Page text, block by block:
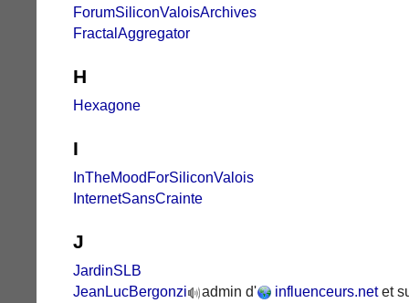
ForumSiliconValoisArchives
FractalAggregator
H
Hexagone
I
InTheMoodForSiliconValois
InternetSansCrainte
J
JardinSLB
JeanLucBergonzi
admin d' influenceurs.netet